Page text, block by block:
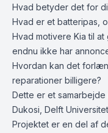
Hvad betyder det for
Hvad er et batteripas,
Hvad motivere Kia til
endnu ikke har
Hvordan kan det
reparationer billigere?
Dette er et
Dukosi, Delft
Projektet er en del af